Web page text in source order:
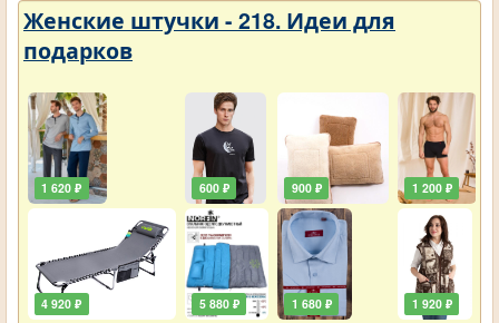
Женские штучки - 218. Идеи для
подарков
1 620 ₽
4 920 ₽
600 ₽
5 880 ₽
900 ₽
1 680 ₽
1 200 ₽
1 920 ₽